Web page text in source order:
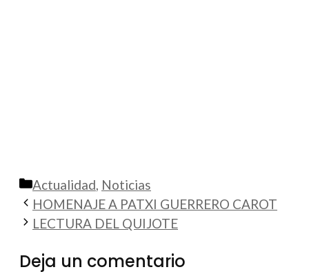
Categorías
Actualidad, Noticias
HOMENAJE A PATXI GUERRERO CAROT
LECTURA DEL QUIJOTE
Deja un comentario